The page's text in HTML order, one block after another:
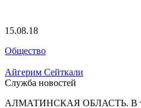
15.08.18
Общество
Айгерим Сейткали
Служба новостей
АЛМАТИНСКАЯ ОБЛАСТЬ. В